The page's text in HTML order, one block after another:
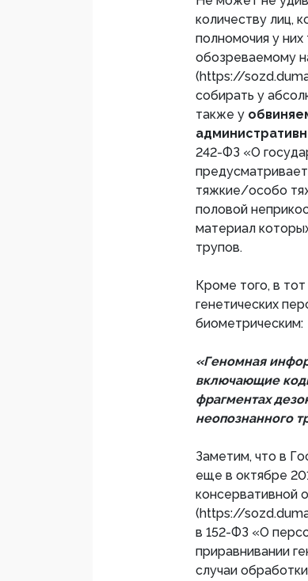
количеству лиц,
полномочия у
обозреваемому
(https://
собирать у
также у
242-ФЗ «О
тяжкие/особо
половой
материал
трупов.
Кроме того, в
генетических
биометрическим:
«Геномная
включающие
фрагментах
неопознанного
Заметим, что в
еще в октябре
консервативной
(https://
в 152-ФЗ «О
приравнивании
случаи